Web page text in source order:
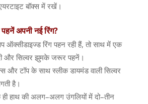
बॉक्स में रखें।
पहनेंअपनीनईरिंग?
रिंग पहन रही हैं, तो साथ में एक
और सिल्वर झुमके जरूर पहनें।
और टॉप के साथ स्लीक डायमंड वाली सिल्वर
है।
हाथ की अलग–अलग उंगलियों में दो–तीन